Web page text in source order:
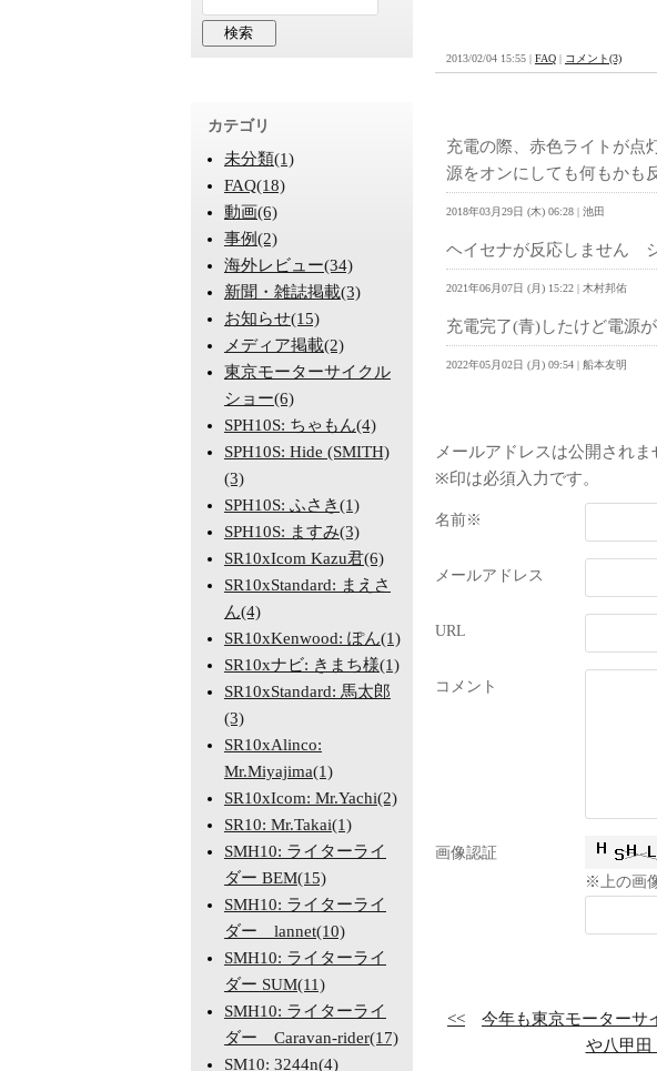
2013/02/04 15:55 | FAQ | コメント(3)
充電の際、赤色ライトが点
源をオンにしても何もかも
2018年03月29日 (木) 06:28 | 池田
ヘイセナが反応しません
2021年06月07日 (月) 15:22 | 木村邦佑
充電完了(青)したけど電源
2022年05月02日 (月) 09:54 | 船本友明
メールアドレスは公開されま
※印は必須入力です。
名前※
メールアドレス
URL
コメント
画像認証
※上の画
<< 今年も東京モーターサ
や八甲
カテゴリ
未分類(1)
FAQ(18)
動画(6)
事例(2)
海外レビュー(34)
新聞・雑誌掲載(3)
お知らせ(15)
メディア掲載(2)
東京モーターサイクル
ショー(6)
SPH10S: ちゃもん(4)
SPH10S: Hide (SMITH)
(3)
SPH10S: ふさき(1)
SPH10S: ますみ(3)
SR10xIcom Kazu君(6)
SR10xStandard: まえさ
ん(4)
SR10xKenwood: ぽん(1)
SR10xナビ: きまち様(1)
SR10xStandard: 馬太郎
(3)
SR10xAlinco:
Mr.Miyajima(1)
SR10xIcom: Mr.Yachi(2)
SR10: Mr.Takai(1)
SMH10: ライターライ
ダー BEM(15)
SMH10: ライターライ
ダー lannet(10)
SMH10: ライターライ
ダー SUM(11)
SMH10: ライターライ
ダー Caravan-rider(17)
SM10: 3244n(4)